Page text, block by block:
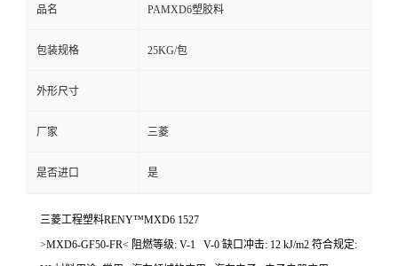
品名 PAMXD6塑胶料
包装规格 25KG/包
外形尺寸
厂家 三菱
是否进口 是
三菱工程塑料RENY™MXD6 1527
>MXD6-GF50-FR< 阻燃等级: V-1 V-0 缺口冲击: 12 kJ/m2 符合规定: